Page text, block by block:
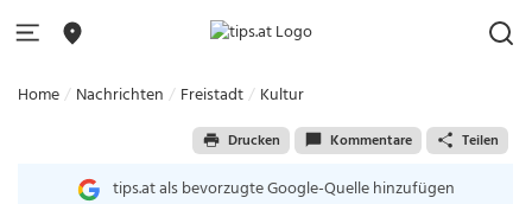
Home Nachrichten Freistadt Kultur
Drucken Kommentare Teilen
tips.at als bevorzugte Google-Quelle hinzufügen